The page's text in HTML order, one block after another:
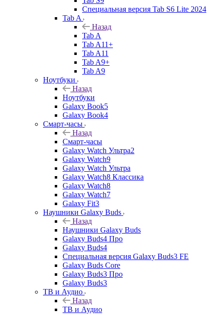
Специальная версия Tab S6 Lite 2024
Tab A
Назад
Tab A
Tab A11+
Tab A11
Tab A9+
Tab A9
Ноутбуки
Назад
Ноутбуки
Galaxy Book5
Galaxy Book4
Смарт-часы
Назад
Смарт-часы
Galaxy Watch Ультра2
Galaxy Watch9
Galaxy Watch Ультра
Galaxy Watch8 Классика
Galaxy Watch8
Galaxy Watch7
Galaxy Fit3
Наушники Galaxy Buds
Назад
Наушники Galaxy Buds
Galaxy Buds4 Про
Galaxy Buds4
Специальная версия Galaxy Buds3 FE
Galaxy Buds Core
Galaxy Buds3 Про
Galaxy Buds3
ТВ и Аудио
Назад
ТВ и Аудио